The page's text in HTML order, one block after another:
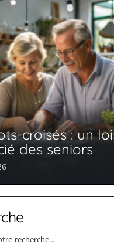
croisés : un
des seniors